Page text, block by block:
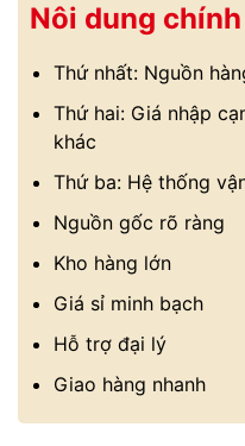
Nôi dung chính
Thứ nhất: Nguồn
Thứ hai: Giá nhập
khác
Thứ ba: Hệ thống
Nguồn gốc rõ ràng
Kho hàng lớn
Giá sỉ minh bạch
Hỗ trợ đại lý
Giao hàng nhanh